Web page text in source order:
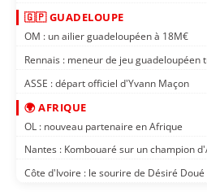
🇬🇵 GUADELOUPE
OM : un ailier guadeloupéen à 18M€
Rennais : meneur de jeu guadeloupéen
ASSE : départ officiel d'Yvann Maçon
🌍 AFRIQUE
OL : nouveau partenaire en Afrique
Nantes : Kombouaré sur un champion
Côte d'Ivoire : le sourire de Désiré Doué